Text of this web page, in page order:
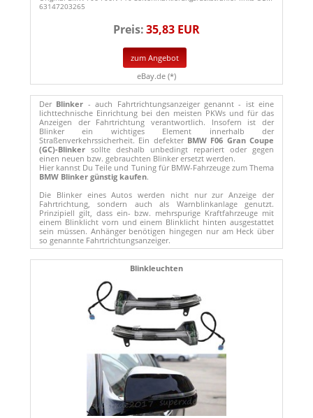
63147203265
Preis:35,83 EUR
zum Angebot
eBay.de (*)
Der Blinker - auch Fahrtrichtungsanzeiger genannt - ist eine
lichttechnische Einrichtung bei den meisten PKWs und für das
Anzeigen der Fahrtrichtung verantwortlich. Insofern ist der
Blinker ein wichtiges Element innerhalb der
Straßenverkehrssicherheit. Ein defekterBMW F06 Gran Coupe
(GC)-Blinker sollte deshalb unbedingt repariert oder gegen
einen neuen bzw. gebrauchten Blinker ersetzt werden.
Hier kannst Du Teile und Tuning für BMW-Fahrzeuge zum Thema
BMW Blinker günstig kaufen.
Die Blinker eines Autos werden nicht nur zur Anzeige der
Fahrtrichtung, sondern auch als Warnblinkanlage genutzt.
Prinzipiell gilt, dass ein- bzw. mehrspurige Kraftfahrzeuge mit
einem Blinklicht vorn und einem Blinklicht hinten ausgestattet
sein müssen. Anhänger benötigen hingegen nur am Heck über
so genannte Fahrtrichtungsanzeiger.
Blinkleuchten